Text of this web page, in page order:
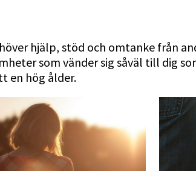
hjälp, stöd och omtanke från
som vänder sig såväl till dig
en hög ålder.